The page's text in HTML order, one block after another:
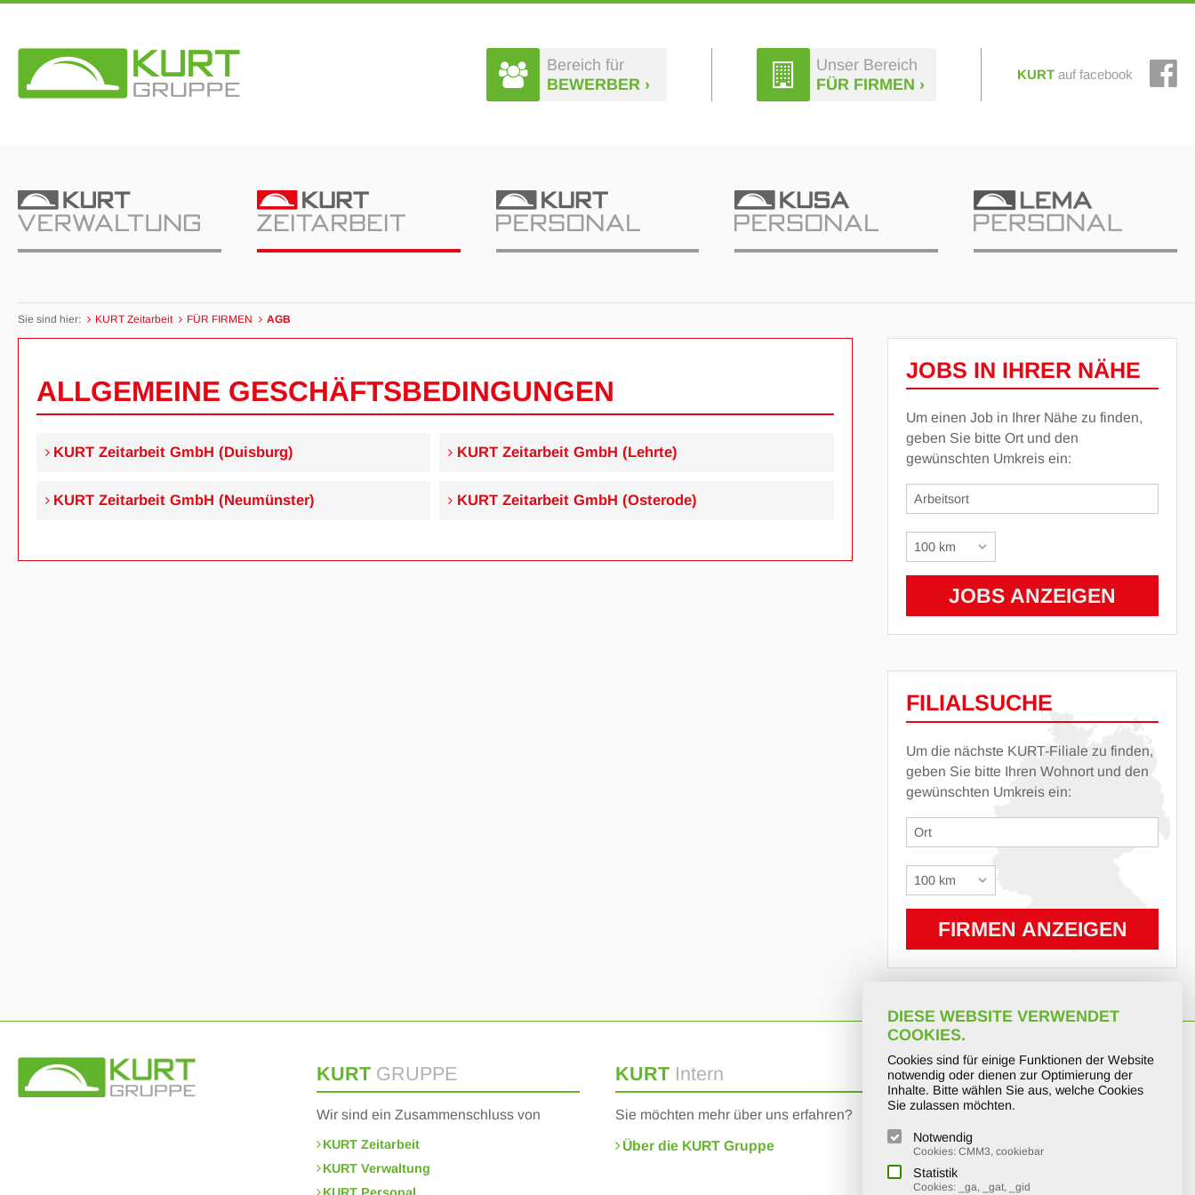
Bereich für
BEWERBER ›
Unser Bereich
FÜR FIRMEN ›
KURT auf facebook
Sie sind hier: KURT Zeitarbeit FÜR FIRMEN AGB
ALLGEMEINE GESCHÄFTS­BEDINGUNGEN
KURT Zeitarbeit GmbH (Duisburg) KURT Zeitarbeit GmbH (Lehrte)
KURT Zeitarbeit GmbH (Neumünster) KURT Zeitarbeit GmbH (Osterode)
JOBS IN IHRER NÄHE
Um einen Job in Ihrer Nähe zu finden,
geben Sie bitte Ort und den
gewünschten Umkreis ein:
FILIALSUCHE
Um die nächste KURT-Filiale zu finden,
geben Sie bitte Ihren Wohnort und den
gewünschten Umkreis ein:
KURT GRUPPE
Wir sind ein Zusammenschluss von
KURT Zeitarbeit
KURT Verwaltung
KURT Personal
KURT Intern
Sie möchten mehr über uns erfahren?
Über die KURT Gruppe
KURT Social Media
Hier finden Sie uns auf facebook:
KURT Gruppe
DIESE WEBSITE VERWENDET
COOKIES.
Cookies sind für einige Funktionen der Website
notwendig oder dienen zur Optimierung der
Inhalte. Bitte wählen Sie aus, welche Cookies
Sie zulassen möchten.
Notwendig
Cookies: CMM3, cookiebar
Statistik
Cookies: _ga, _gat, _gid